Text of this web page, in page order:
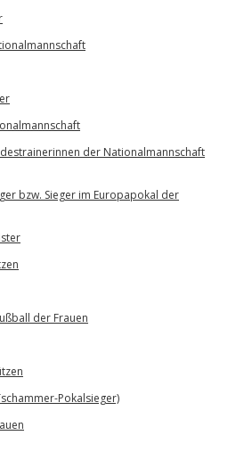
der Nationalmannschaft
bzw. Sieger im Europapokal der
der Frauen
Pokalsieger)